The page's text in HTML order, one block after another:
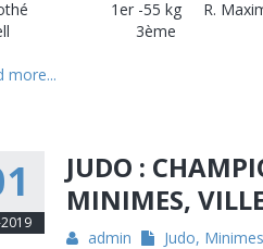
1er -55 kg R.
3ème
more...
JUDO :
MINIMES,
admin Judo, Minimes